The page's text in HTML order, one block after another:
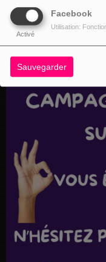
Facebook
Activé
Utilisation:
Sauvegarder